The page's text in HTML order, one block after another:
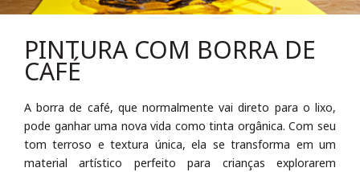
PINTURA COM BORRA DE
CAFÉ
A borra de café, que normalmente vai direto para o lixo,
pode ganhar uma nova vida como tinta orgânica. Com seu
tom terroso e textura única, ela se transforma em um
material artístico perfeito para crianças explorarem